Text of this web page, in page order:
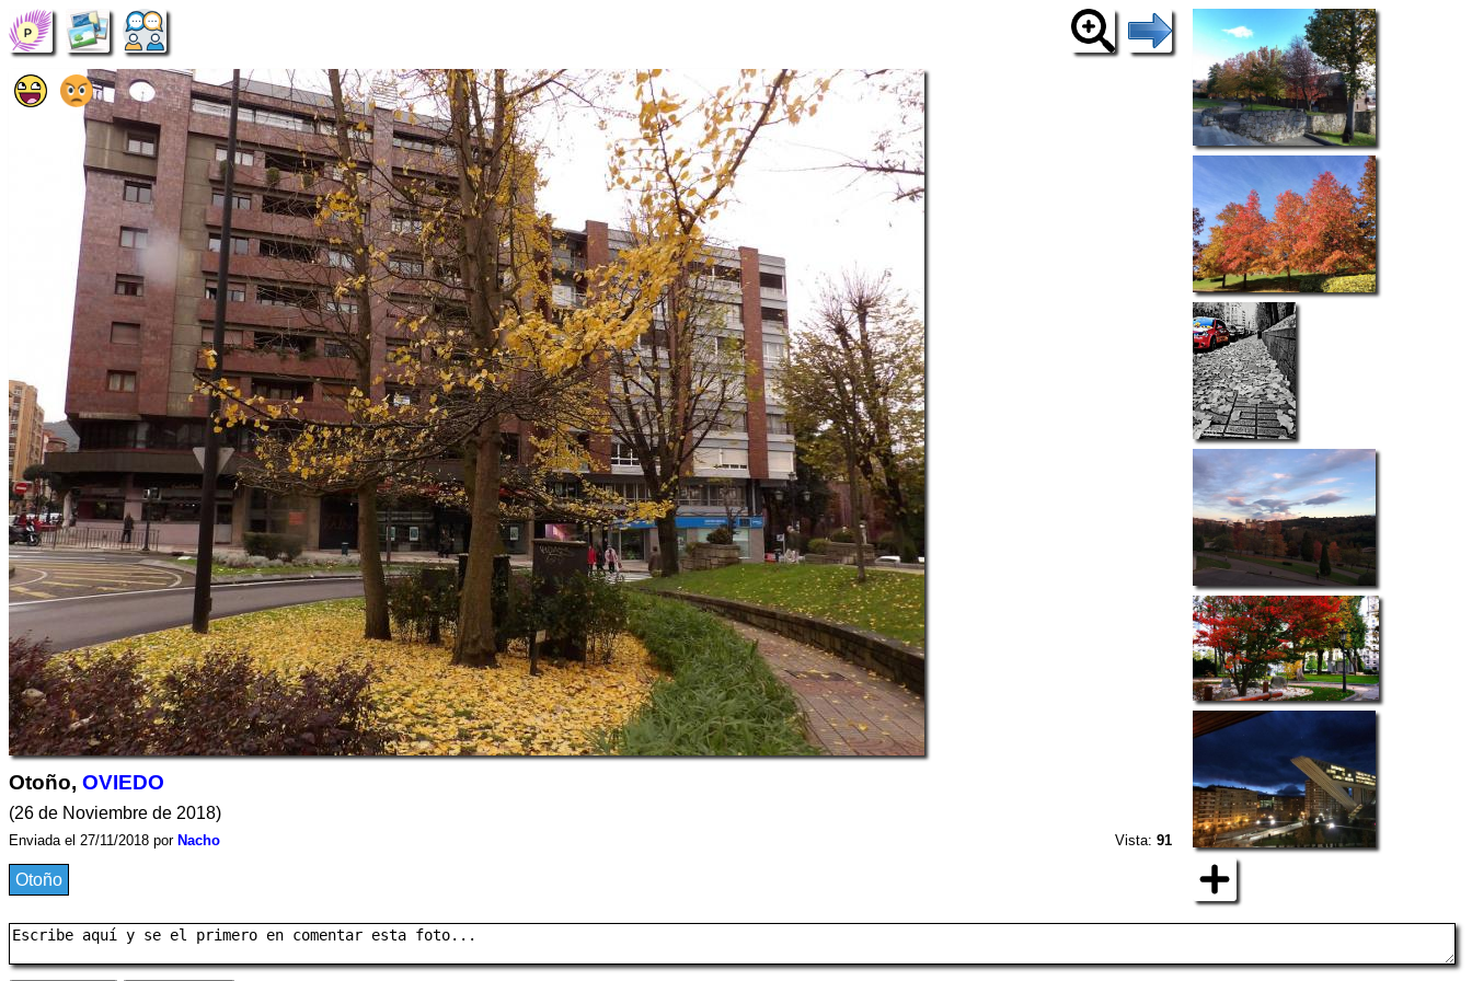
Otoño, OVIEDO
(26 de Noviembre de 2018)
Enviada el 27/11/2018 por Nacho Vista:91
Otoño